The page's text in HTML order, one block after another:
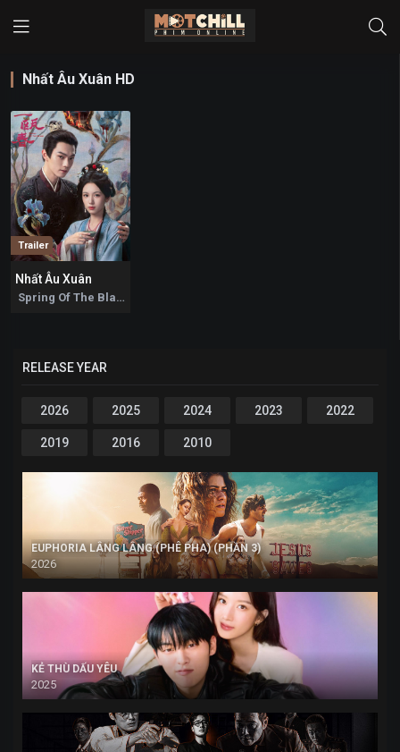
Nhất Âu Xuân HD
Trailer
Nhất Âu Xuân
Spring Of The Blade 2026
RELEASE YEAR
2026 2025 2024 2023 2022
2019 2016 2010
EUPHORIA LÂNG LÂNG (PHÊ PHA) (PHẦN 3)
2026
KẺ THÙ DẤU YÊU
2025